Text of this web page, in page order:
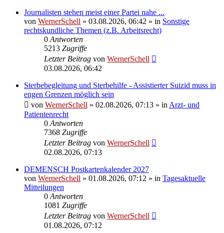
Journalisten stehen meist einer Partei nahe ...
von WernerSchell » 03.08.2026, 06:42 » in Sonstige
rechtskundliche Themen (z.B. Arbeitsrecht)
0 Antworten
5213 Zugriffe
Letzter Beitrag von WernerSchell
03.08.2026, 06:42
Sterbebegleitung und Sterbehilfe - Assistierter Suizid muss in
engen Grenzen möglich sein
von WernerSchell » 02.08.2026, 07:13 » in Arzt- und
Patientenrecht
0 Antworten
7368 Zugriffe
Letzter Beitrag von WernerSchell
02.08.2026, 07:13
DEMENSCH Postkartenkalender 2027
von WernerSchell » 01.08.2026, 07:12 » in Tagesaktuelle
Mitteilungen
0 Antworten
1081 Zugriffe
Letzter Beitrag von WernerSchell
01.08.2026, 07:12